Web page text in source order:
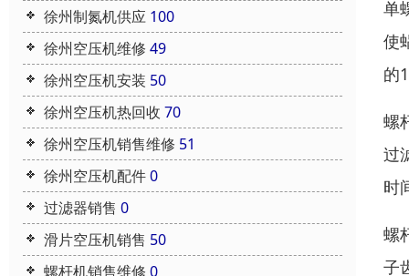
徐州制氮机供应 100
徐州空压机维修 49
徐州空压机安装 50
徐州空压机热回收 70
徐州空压机销售维修 51
徐州空压机配件0
过滤器销售 0
滑片空压机销售 50
螺杆机销售维修 0
单
使
的
螺
过
时
螺
子